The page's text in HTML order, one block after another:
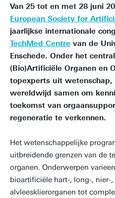
Van 25 tot en met 28 juni
European Society for
jaarlijkse internationale
TechMed Centre van de
Enschede. Onder het
(Bio)Artificiële Organen en
topexperts uit wetenschap,
wereldwijd samen om
toekomst van
regeneratie te verkennen.
Het wetenschappelijke
uitbreidende grenzen van de
organen. Onderwerpen
bioartificiële hart-, long-, nier-,
alvleesklierorganen tot